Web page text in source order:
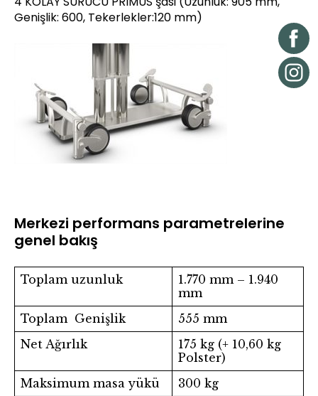
Genişlik: 600, Tekerlekler:120 mm)
Merkezi performans parametrelerine
genel bakış
Toplam uzunluk
1.770 mm – 1.940
mm
Toplam Genişlik
555 mm
Net Ağırlık
175 kg (+ 10,60 kg
Polster)
Maksimum masa yükü
300 kg